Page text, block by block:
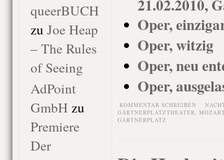
queerBUCH
zu Joe Heap
– The Rules
of Seeing
AdPoint
GmbH zu
Premiere
Der
Oper,
Oper, witzig
Oper, neu
Oper,
KOMMENTAR SCHREIBEN
GÄRTNERPLATZTHEATER,
GÄRTNERPLATZ